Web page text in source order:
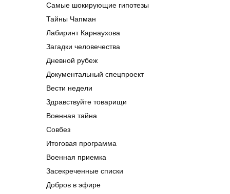
Самые шокирующие гипотезы
Тайны Чапман
Лабиринт Карнаухова
Загадки человечества
Дневной рубеж
Документальный спецпроект
Вести недели
Здравствуйте товарищи
Военная тайна
Совбез
Итоговая программа
Военная приемка
Засекреченные списки
Добров в эфире